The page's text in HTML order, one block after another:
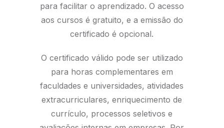
para facilitar o aprendizado. O acesso
aos cursos é gratuito, e a emissão do
certificado é opcional.
O certificado válido pode ser utilizado
para horas complementares em
faculdades e universidades, atividades
extracurriculares, enriquecimento de
currículo, processos seletivos e